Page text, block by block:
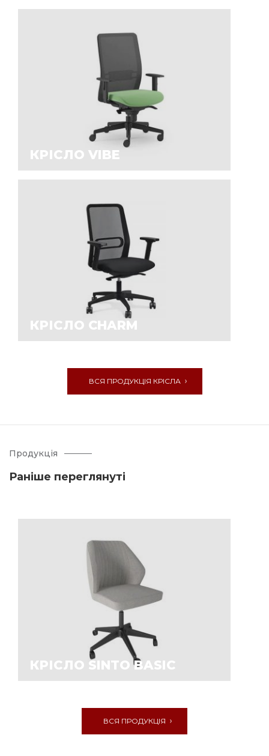
КРІСЛО VIBE
КРІСЛО CHARM
ВСЯ ПРОДУКЦІЯ КРІСЛА
Продукція
Раніше переглянуті
КРІСЛО SINTO BASIC
ВСЯ ПРОДУКЦІЯ